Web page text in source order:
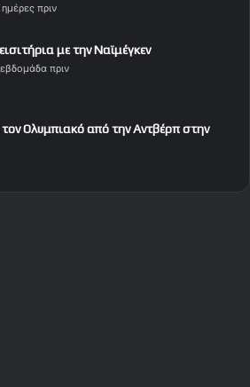
πριν
με την Ναϊμέγκεν
πριν
Ολυμπιακό από την Αντβέρπ στην